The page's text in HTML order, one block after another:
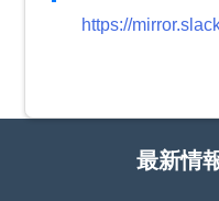
https://
最新情